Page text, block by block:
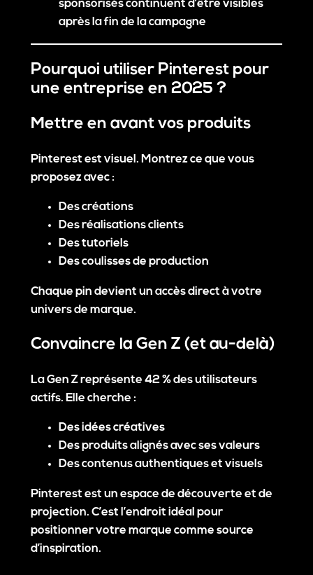
sponsorisés continuent d’être visibles
après la fin de la campagne
Pourquoi utiliser Pinterest pour
une entreprise en 2025 ?
Mettre en avant vos produits
Pinterest est visuel. Montrez ce que vous
proposez avec :
Des créations
Des réalisations clients
Des tutoriels
Des coulisses de production
Chaque pin devient un accès direct à votre
univers de marque.
Convaincre la Gen Z (et au-delà)
La Gen Z représente 42 % des utilisateurs
actifs. Elle cherche :
Des idées créatives
Des produits alignés avec ses valeurs
Des contenus authentiques et visuels
Pinterest est un espace de découverte et de
projection. C’est l’endroit idéal pour
positionner votre marque comme source
d’inspiration.